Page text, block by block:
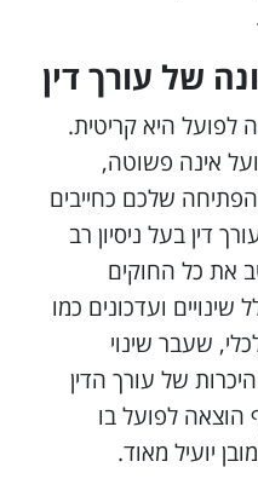
של עורך דין
לפועל היא קריטית.
אינה פשוטה,
שלכם כחייבים
דין בעל ניסיון רב
את כל החוקים
ועדכונים כמו
שעבר שינוי
של עורך הדין
לפועל בו
יועיל מאוד.